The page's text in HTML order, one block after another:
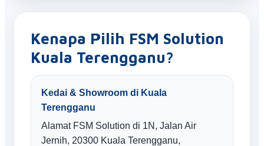
Kenapa Pilih FSM Solution
Kuala Terengganu?
Kedai & Showroom di Kuala
Terengganu
Alamat FSM Solution di 1N, Jalan Air
Jernih, 20300 Kuala Terengganu,